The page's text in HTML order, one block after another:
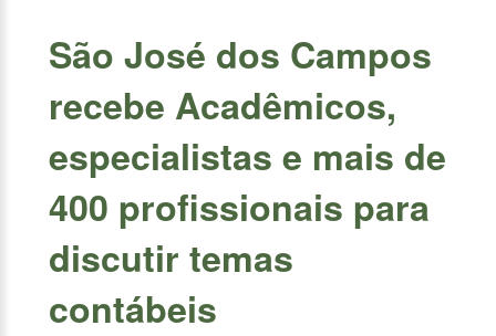
São José dos Campos
recebe Acadêmicos,
especialistas e mais de
400 profissionais para
discutir temas
contábeis